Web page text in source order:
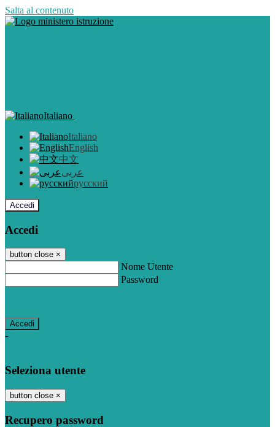
Salta al contenuto
Italiano
Italiano
English
中文
عربى
русский
Accedi
Accedi
button close ×
Nome Utente
Password
-
Seleziona utente
button close ×
Recupero password